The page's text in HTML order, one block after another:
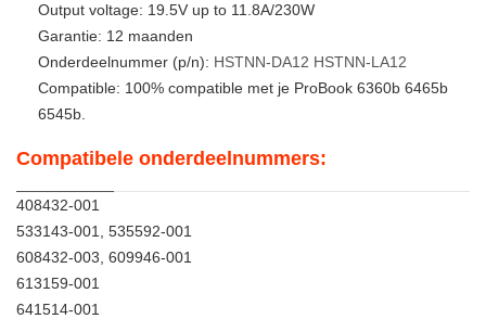
Output voltage: 19.5V up to 11.8A/230W
Garantie: 12 maanden
Onderdeelnummer (p/n): HSTNN-DA12 HSTNN-LA12
Compatible: 100% compatible met je ProBook 6360b 6465b
6545b.
Compatibele onderdeelnummers:
408432-001
533143-001, 535592-001
608432-003, 609946-001
613159-001
641514-001